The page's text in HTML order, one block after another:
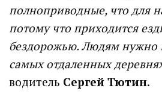
полноприводные, что для
потому что приходится
бездорожью. Людям нужно
самых отдаленных
водитель Сергей Тютин.